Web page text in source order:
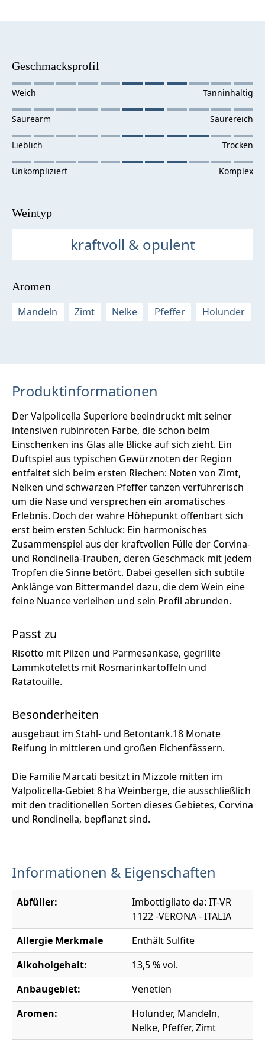
Geschmacksprofil
Weintyp
kraftvoll & opulent
Aromen
Mandeln
Zimt Nelke Pfeffer Holunder
Produktinformationen
Der Valpolicella Superiore beeindruckt mit seiner
intensiven rubinroten Farbe, die schon beim
Einschenken ins Glas alle Blicke auf sich zieht. Ein
Duftspiel aus typischen Gewürznoten der Region
entfaltet sich beim ersten Riechen: Noten von Zimt,
Nelken und schwarzen Pfeffer tanzen verführerisch
um die Nase und versprechen ein aromatisches
Erlebnis. Doch der wahre Höhepunkt offenbart sich
erst beim ersten Schluck: Ein harmonisches
Zusammenspiel aus der kraftvollen Fülle der Corvina-
und Rondinella-Trauben, deren Geschmack mit jedem
Tropfen die Sinne betört. Dabei gesellen sich subtile
Anklänge von Bittermandel dazu, die dem Wein eine
feine Nuance verleihen und sein Profil abrunden.
Passt zu
Risotto mit Pilzen und Parmesankäse, gegrillte
Lammkoteletts mit Rosmarinkartoffeln und
Ratatouille.
Besonderheiten
ausgebaut im Stahl- und Betontank.18 Monate
Reifung in mittleren und großen Eichenfässern.
Die Familie Marcati besitzt in Mizzole mitten im
Valpolicella-Gebiet 8 ha Weinberge, die ausschließlich
mit den traditionellen Sorten dieses Gebietes, Corvina
und Rondinella, bepflanzt sind.
Informationen & Eigenschaften
Abfüller:
Imbottigliato da: IT-VR
1122 -VERONA - ITALIA
Allergie Merkmale
Enthält Sulfite
Alkoholgehalt:
13,5 % vol.
Anbaugebiet:
Venetien
Aromen:
Holunder, Mandeln,
Nelke, Pfeffer, Zimt